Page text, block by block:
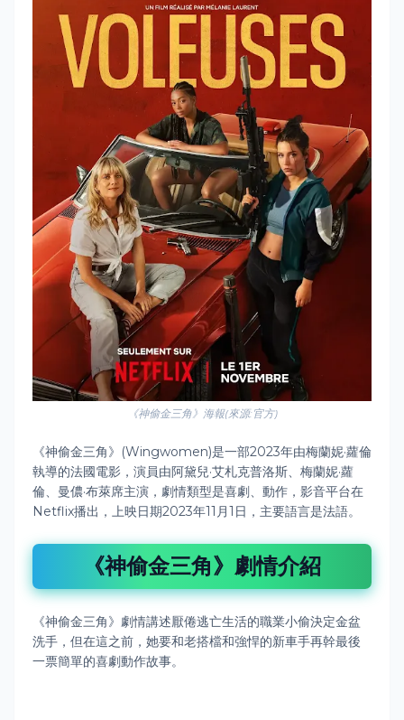
《神偷金三角》海報(來源:官方)
《神偷金三角》(Wingwomen)是一部2023年由梅蘭妮·蘿倫
執導的法國電影，演員由阿黛兒·艾札克普洛斯、梅蘭妮·蘿
倫、曼儂·布萊席主演，劇情類型是喜劇、動作，影音平台在
Netflix播出，上映日期2023年11月1日，主要語言是法語。
《神偷金三角》劇情介紹
《神偷金三角》 劇情講述厭倦逃亡生活的職業小偷決定金盆
洗手，但在這之前，她要和老搭檔和強悍的新車手再幹最後
一票簡單的喜劇動作故事。